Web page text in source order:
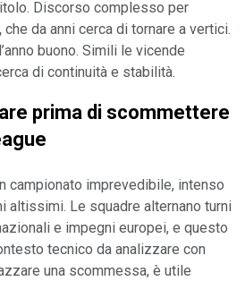
Discorso complesso per
che da anni cerca di tornare a vertici.
buono. Simili le vicende
di continuità e stabilità.
prima di scommettere
campionato imprevedibile, intenso
altissimi. Le squadre alternano turni
e impegni europei, e questo
tecnico da analizzare con
una scommessa, è utile